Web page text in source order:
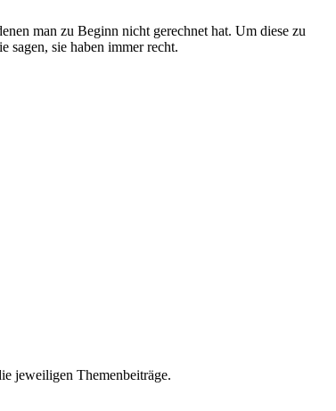
man zu Beginn nicht gerechnet hat. Um diese zu
sagen, sie haben immer recht.
jeweiligen Themenbeiträge.